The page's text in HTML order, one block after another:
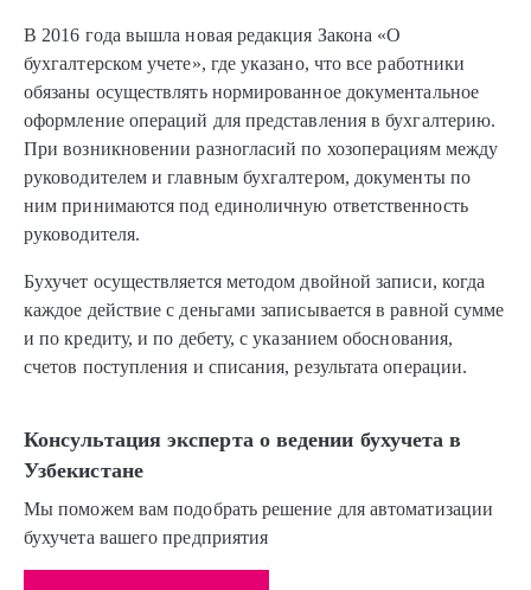
В 2016 года вышла новая редакция Закона «О
бухгалтерском учете», где указано, что все работники
обязаны осуществлять нормированное документальное
оформление операций для представления в бухгалтерию.
При возникновении разногласий по хозоперациям между
руководителем и главным бухгалтером, документы по
ним принимаются под единоличную ответственность
руководителя.
Бухучет осуществляется методом двойной записи, когда
каждое действие с деньгами записывается в равной сумме
и по кредиту, и по дебету, с указанием обоснования,
счетов поступления и списания, результата операции.
Консультация эксперта о ведении бухучета в
Узбекистане
Мы поможем вам подобрать решение для автоматизации
бухучета вашего предприятия